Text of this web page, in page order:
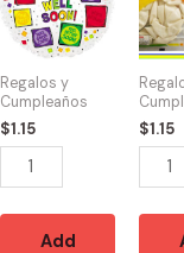
Regalos y
Cumpleaños
$1.15
114865
Ballons
Get
Well
Soon
Squares
18"
quantity
Add
$1.15
White
10ct
S5447